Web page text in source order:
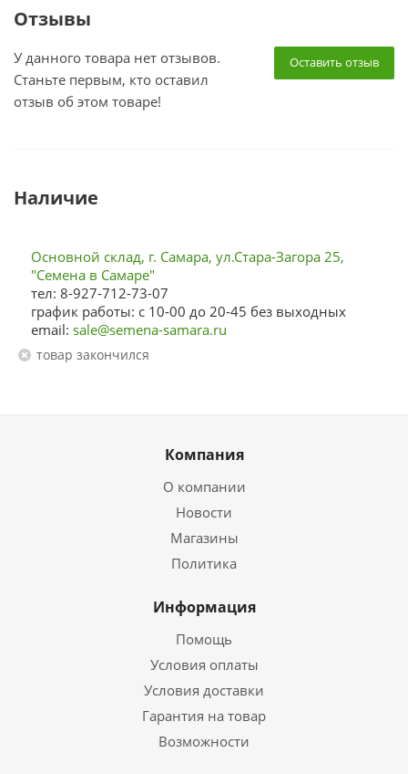
Отзывы
Оставить отзыв
У данного товара нет отзывов.
Станьте первым, кто оставил
отзыв об этом товаре!
Наличие
Основной склад, г. Самара, ул.Стара-Загора 25,
"Семена в Самаре"
тел: 8-927-712-73-07
график работы: с 10-00 до 20-45 без выходных
email: sale@semena-samara.ru
Товар закончился
Компания
О компании
Новости
Магазины
Политика
Информация
Помощь
Условия оплаты
Условия доставки
Гарантия на товар
Возможности